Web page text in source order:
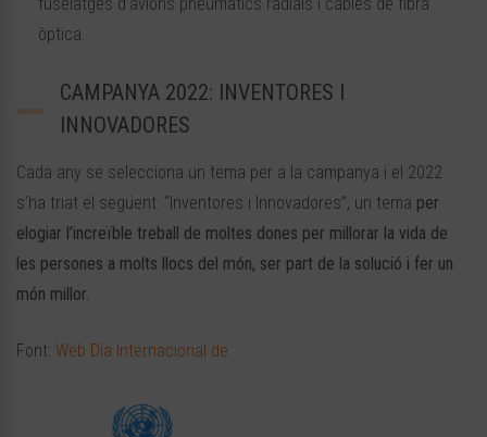
fuselatges d’avions pneumàtics radials i cables de fibra
òptica.
CAMPANYA 2022: INVENTORES I
INNOVADORES
Cada any se selecciona un tema per a la campanya i el 2022
s’ha triat el següent: “Inventores i Innovadores”, un tema per
elogiar l’increïble treball de moltes dones per millorar la vida de
les persones a molts llocs del món, ser part de la solució i fer un
món millor.
Font: Web Dia Internacional de